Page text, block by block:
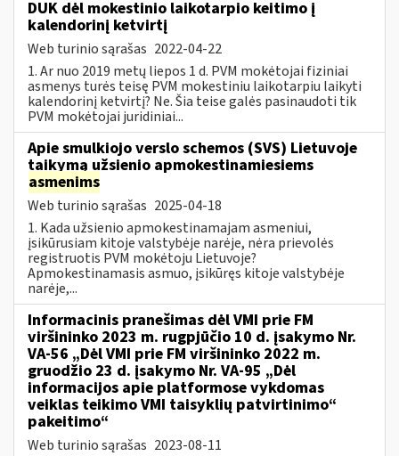
DUK dėl mokestinio laikotarpio keitimo į
kalendorinį ketvirtį
Web turinio sąrašas 2022-04-22
1. Ar nuo 2019 metų liepos 1 d. PVM mokėtojai fiziniai
asmenys turės teisę PVM mokestiniu laikotarpiu laikyti
kalendorinį ketvirtį? Ne. Šia teise galės pasinaudoti tik
PVM mokėtojai juridiniai...
Apie smulkiojo verslo schemos (SVS) Lietuvoje
taikymą užsienio apmokestinamiesiems
asmenims
Web turinio sąrašas 2025-04-18
1. Kada užsienio apmokestinamajam asmeniui,
įsikūrusiam kitoje valstybėje narėje, nėra prievolės
registruotis PVM mokėtoju Lietuvoje?
Apmokestinamasis asmuo, įsikūręs kitoje valstybėje
narėje,...
Informacinis pranešimas dėl VMI prie FM
viršininko 2023 m. rugpjūčio 10 d. įsakymo Nr.
VA-56 „Dėl VMI prie FM viršininko 2022 m.
gruodžio 23 d. įsakymo Nr. VA-95 „Dėl
informacijos apie platformose vykdomas
veiklas teikimo VMI taisyklių patvirtinimo“
pakeitimo“
Web turinio sąrašas 2023-08-11